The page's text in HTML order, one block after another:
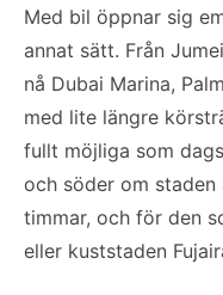
Med bil öppnar sig
annat sätt. Från
nå Dubai Marina,
med lite längre
fullt möjliga som
och söder om
timmar, och för den
eller kuststaden